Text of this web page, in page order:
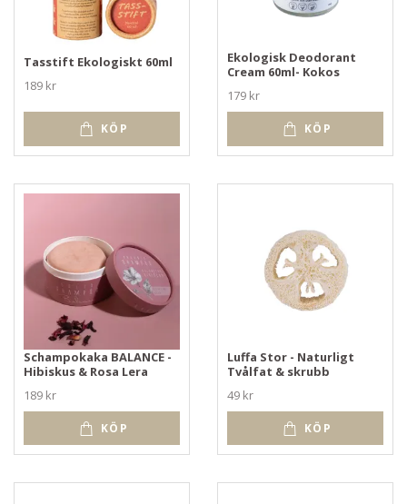
Tasstift Ekologiskt 60ml
189 kr
KÖP
Ekologisk Deodorant
Cream 60ml- Kokos
179 kr
KÖP
Schampokaka BALANCE -
Hibiskus & Rosa Lera
189 kr
KÖP
Luffa Stor - Naturligt
Tvålfat & skrubb
49 kr
KÖP